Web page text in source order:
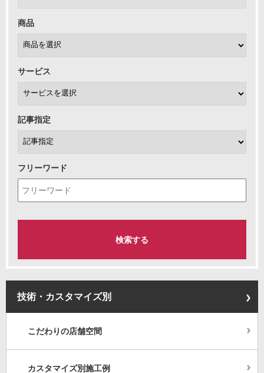
商品
サービス
記事指定
フリーワード
技術・カスタマイズ別
こだわりの店舗空間
カスタマイズ別施工例